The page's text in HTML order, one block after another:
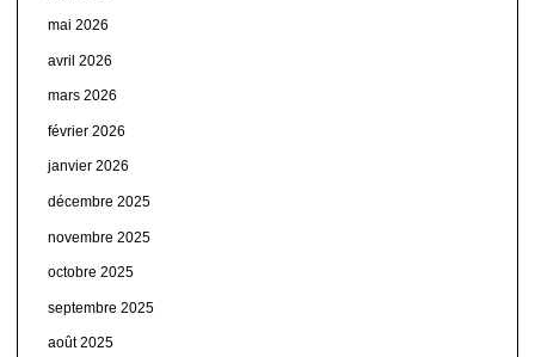
mai 2026
avril 2026
mars 2026
février 2026
janvier 2026
décembre 2025
novembre 2025
octobre 2025
septembre 2025
août 2025